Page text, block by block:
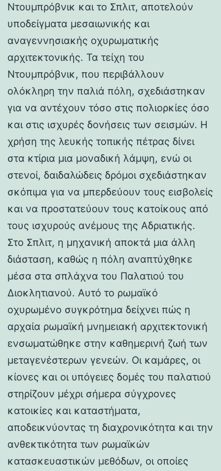
Ντουμπρόβνικ και το Σπλιτ, αποτελούν
υποδείγματα μεσαιωνικής και
αναγεννησιακής οχυρωματικής
αρχιτεκτονικής. Τα τείχη του
Ντουμπρόβνικ, που περιβάλλουν
ολόκληρη την παλιά πόλη, σχεδιάστηκαν
για να αντέχουν τόσο στις πολιορκίες όσο
και στις ισχυρές δονήσεις των σεισμών. Η
χρήση της λευκής τοπικής πέτρας δίνει
στα κτίρια μια μοναδική λάμψη, ενώ οι
στενοί, δαιδαλώδεις δρόμοι σχεδιάστηκαν
σκόπιμα για να μπερδεύουν τους εισβολείς
και να προστατεύουν τους κατοίκους από
τους ισχυρούς ανέμους της Αδριατικής.
Στο Σπλιτ, η μηχανική αποκτά μια άλλη
διάσταση, καθώς η πόλη αναπτύχθηκε
μέσα στα σπλάχνα του Παλατιού του
Διοκλητιανού. Αυτό το ρωμαϊκό
οχυρωμένο συγκρότημα δείχνει πώς η
αρχαία ρωμαϊκή μνημειακή αρχιτεκτονική
ενσωματώθηκε στην καθημερινή ζωή των
μεταγενέστερων γενεών. Οι καμάρες, οι
κίονες και οι υπόγειες δομές του παλατιού
στηρίζουν μέχρι σήμερα σύγχρονες
κατοικίες και καταστήματα,
αποδεικνύοντας τη διαχρονικότητα και την
ανθεκτικότητα των ρωμαϊκών
κατασκευαστικών μεθόδων, οι οποίες